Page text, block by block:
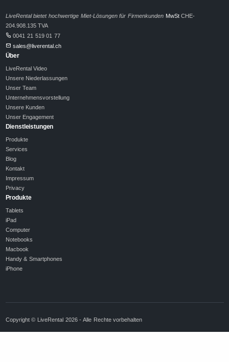
LiveRental bietet hochwertige Miet-Lösungen für Firmenkunden MwStCHE-
204.908.135 TVA
0041 21 519 01 77
sales@liverental.ch
Über
LiveRental Video
Unsere Niederlassungen
Unser Team
Unternehmensvorstellung
Unsere Kunden
Unser Engagement
Dienstleistungen
Produkte
Services
Blog
Kontakt
Impressum
Privacy
Produkte
Tablets
iPad
Computer
Notebooks
Macbook
Handy & Smartphones
iPhone
Copyright © LiveRental 2026 - Alle Rechte vorbehalten